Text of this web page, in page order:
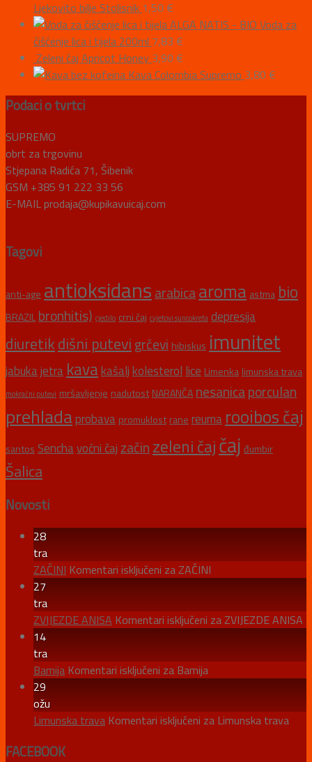
Ljekovito bilje Stolisnik 1,50 €
ALGA NATIS - BIO Voda za
čišćenje lica i tijela 200ml 7,83 €
Zeleni čaj Apricot Honey 3,90 €
Kava Colombia Supremo 3,80 €
Podaci o tvrtci
SUPREMO
obrt za trgovinu
Stjepana Radića 71, Šibenik
GSM +385 91 222 33 56
E-MAIL prodaja@kupikavuicaj.com
Tagovi
anti-age antioksidans arabicaaroma astma bio
BRAZIL bronhitis) cjedilo crni čaj cvjetovi suncokreta depresija
diuretikdišni putevi grčevi hibiskus imunitet
jabukajetra kavakašaljkolesterol lice Limenka limunska trava
mokraćni putevi mršavljenje nadutost NARANČA nesanicaporculan
prehladaprobava promuklost rane reuma rooibos čaj
santos Senchavoćni čaj začin zeleni čajčaj đumbir
Šalica
Novosti
28
tra
ZAČINI Komentari isključeni za ZAČINI
27
tra
ZVIJEZDE ANISA Komentari isključeni za ZVIJEZDE ANISA
14
tra
Bamija Komentari isključeni za Bamija
29
ožu
Limunska trava Komentari isključeni za Limunska trava
FACEBOOK